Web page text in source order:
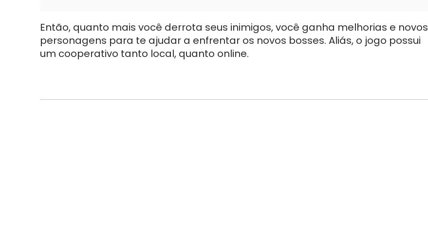
Então, quanto mais você derrota seus inimigos, você ganha melhorias e novos
personagens para te ajudar a enfrentar os novos bosses. Aliás, o jogo possui
um cooperativo tanto local, quanto online.